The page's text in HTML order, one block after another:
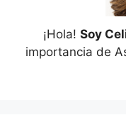
¡Hola! Soy
importancia de